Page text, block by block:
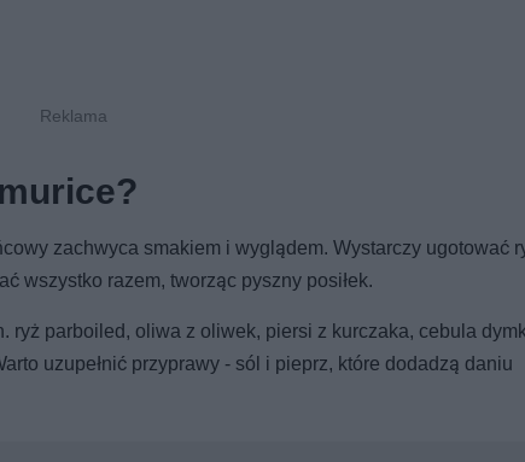
zachwyca smakiem i wyglądem. Wystarczy ugotować
wszystko razem, tworząc pyszny posiłek.
ryż parboiled, oliwa z oliwek, piersi z kurczaka, cebula
uzupełnić przyprawy - sól i pieprz, które dodadzą daniu